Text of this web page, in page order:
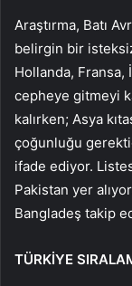
Araştırma, Batı
belirgin bir
Hollanda,
cepheye gitmeyi
kalırken; Asya
çoğunluğu
ifade ediyor.
Pakistan yer
Bangladeş takip
TÜRKİYE